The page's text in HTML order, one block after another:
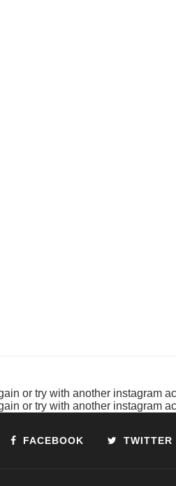
or try with another instagram
or try with another instagram
FACEBOOK TWITTER